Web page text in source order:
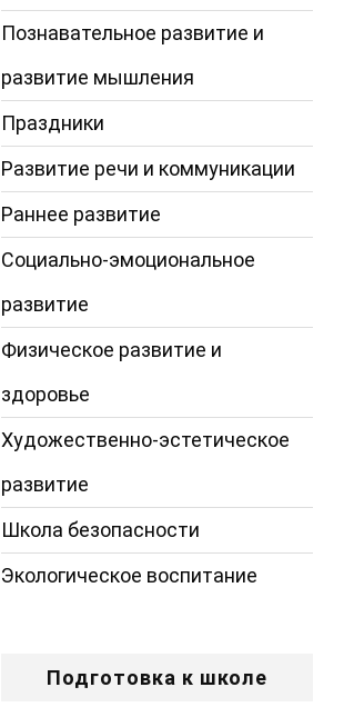
Познавательное развитие и
развитие мышления
Праздники
Развитие речи и коммуникации
Раннее развитие
Социально-эмоциональное
развитие
Физическое развитие и
здоровье
Художественно-эстетическое
развитие
Школа безопасности
Экологическое воспитание
Подготовка к школе